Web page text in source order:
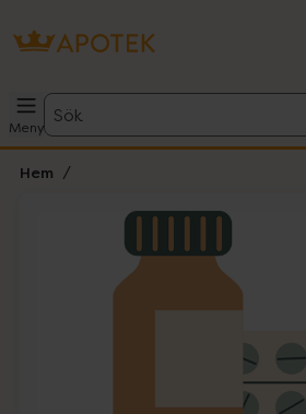
Meny
Sök
Hem
Lista: . Innehåller 1